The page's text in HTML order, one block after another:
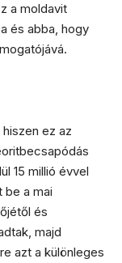
a moldavit
és abba, hogy
ez az
15 millió évvel
a mai
és
majd
azt a különleges